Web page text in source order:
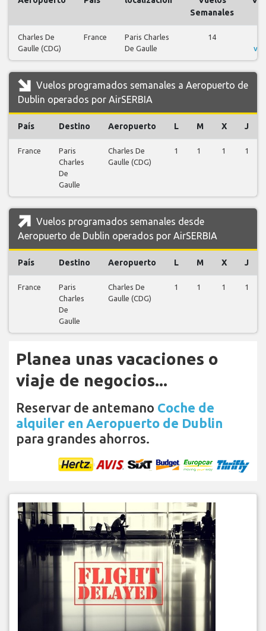
Semanales
Charles De
Gaulle (CDG)
France
Paris Charles
De Gaulle
14
Vuelos programados semanales a Aeropuerto de
Dublin operados por AirSERBIA
País Destino Aeropuerto L M X J
France
Paris
Charles
De
Gaulle
Charles De
Gaulle (CDG)
1 1 1 1
Vuelos programados semanales desde
Aeropuerto de Dublin operados por AirSERBIA
País Destino Aeropuerto L M X J
France
Paris
Charles
De
Gaulle
Charles De
Gaulle (CDG)
1 1 1 1
Planea unas vacaciones o
viaje de negocios...
Reservar de antemano Coche de
alquiler en Aeropuerto de Dublin
para grandes ahorros.